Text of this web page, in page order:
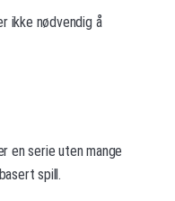
ikke nødvendig å
en serie uten mange
spill.